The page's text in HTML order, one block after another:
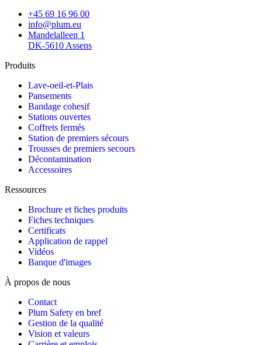
+45 69 16 96 00
info@plum.eu
Mandelalleen 1
DK-5610 Assens
Produits
Lave-oeil-et-Plais
Pansements
Bandage cohesif
Stations ouvertes
Coffrets fermés
Station de premiers sécours
Trousses de premiers secours
Décontamination
Accessoires
Ressources
Brochure et fiches produits
Fiches techniques
Certificats
Application de rappel
Vidéos
Banque d'images
À propos de nous
Contact
Plum Safety en bref
Gestion de la qualité
Vision et valeurs